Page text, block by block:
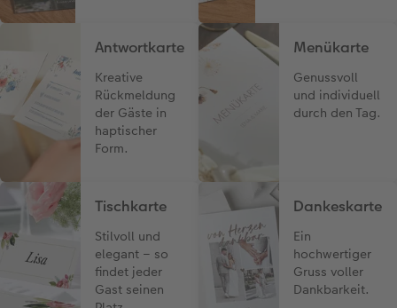
Antwortkarte
Kreative
Rückmeldung
der Gäste in
haptischer
Form.
Menükarte
Genussvoll
und individuell
durch den Tag.
Tischkarte
Stilvoll und
elegant – so
findet jeder
Gast seinen
Dankeskarte
Ein
hochwertiger
Gruss voller
Dankbarkeit.